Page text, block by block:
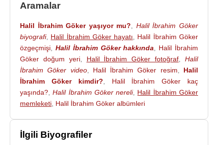
Aramalar
Halil İbrahim Göker yaşıyor mu?, Halil İbrahim Göker
biyografi, Halil İbrahim Göker hayatı, Halil İbrahim Göker
özgeçmişi, Halil İbrahim Göker hakkında, Halil İbrahim
Göker doğum yeri, Halil İbrahim Göker fotoğraf,Halil
İbrahim Göker video, Halil İbrahim Göker resim, Halil
İbrahim Göker kimdir?, Halil İbrahim Göker kaç
yaşında?,Halil İbrahim Göker nereli, Halil İbrahim Göker
memleketi, Halil İbrahim Göker albümleri
İlgili Biyografiler